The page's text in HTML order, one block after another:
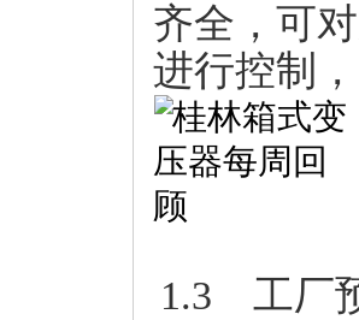
齐全，可
进行控制
1.3 工厂